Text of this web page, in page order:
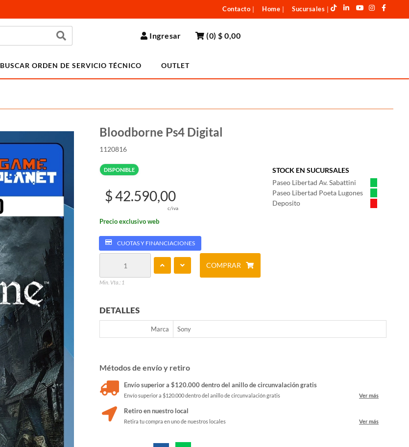
Contacto Home Sucursales
Ingresar (0)$ 0,00
BUSCAR ORDEN DE SERVICIO TÉCNICO OUTLET
Bloodborne Ps4 Digital
1120816
DISPONIBLE
STOCK EN SUCURSALES
Paseo Libertad Av. Sabattini
Paseo Libertad Poeta Lugones
Deposito
$ 42.590,00
c/iva
Precio exclusivo web
CUOTAS Y FINANCIACIONES
Min. Vta.: 1
COMPRAR
DETALLES
Marca Sony
Métodos de envío y retiro
Envío superior a $120.000 dentro del anillo de circunvalación gratis
Envío superior a $120.000 dentro del anillo de circunvalación gratis Ver más
Retiro en nuestro local
Retira tu compra en uno de nuestros locales Ver más